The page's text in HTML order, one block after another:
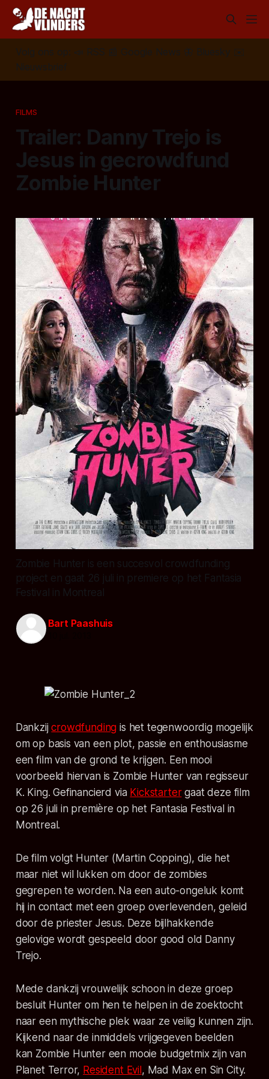
Volg ons op: 📣 RSS 📰 Google News 🦋 Bluesky
✉️
Nieuwsbrief
FILMS
Trailer: Danny Trejo is
Jesus in gecrowdfund
Zombie Hunter
Zombie Hunter is een succesvol crowdfunding
project en gaat 26 juli in premiere op het Fantasia
Festival in Montreal
Bart Paashuis
Dankzijcrowdfunding is het tegenwoordig mogelijk
om op basis van een plot, passie en enthousiasme
een film van de grond te krijgen. Een mooi
voorbeeld hiervan is Zombie Hunter van regisseur
K. King. Gefinancierd via Kickstartergaat deze film
op 26 juli in première op het Fantasia Festival in
Montreal.
De film volgt Hunter (Martin Copping), die het
maar niet wil lukken om door de zombies
gegrepen te worden. Na een auto-ongeluk komt
hij in contact met een groep overlevenden, geleid
door de priester Jesus. Deze bijlhakkende
gelovige wordt gespeeld door good old Danny
Trejo.
Mede dankzij vrouwelijk schoon in deze groep
besluit Hunter om hen te helpen in de zoektocht
naar een mythische plek waar ze veilig kunnen zijn.
Kijkend naar de inmiddels vrijgegeven beelden
kan Zombie Hunter een mooie budgetmix zijn van
Planet Terror, Resident Evil, Mad Max en Sin City.